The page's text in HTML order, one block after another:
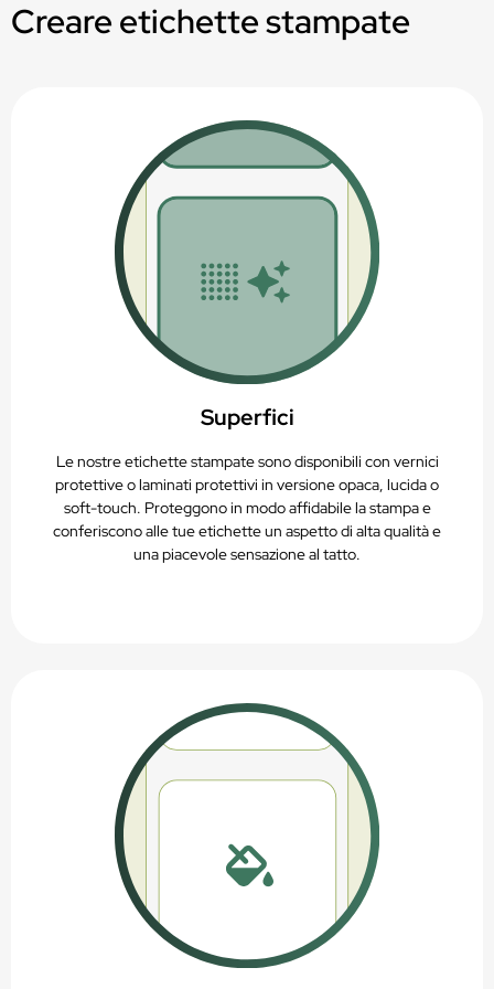
Stampabile in termotrasferimento
Da -20 °C a +80 °C
Riciclabile (PAP22)
Creare etichette stampate
Superfici
Le nostre etichette stampate sono disponibili con vernici
protettive o laminati protettivi in versione opaca, lucida o
soft-touch. Proteggono in modo affidabile la stampa e
conferiscono alle tue etichette un aspetto di alta qualità e
una piacevole sensazione al tatto.